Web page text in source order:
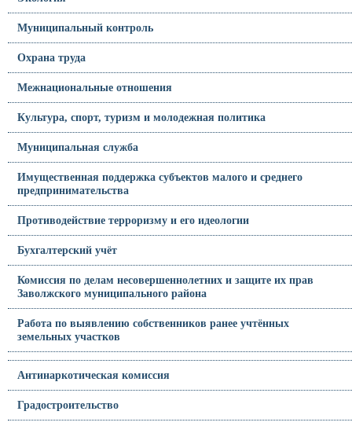
Муниципальный контроль
Охрана труда
Межнациональные отношения
Культура, спорт, туризм и молодежная политика
Муниципальная служба
Имущественная поддержка субъектов малого и среднего
предпринимательства
Противодействие терроризму и его идеологии
Бухгалтерский учёт
Комиссия по делам несовершеннолетних и защите их прав
Заволжского муниципального района
Работа по выявлению собственников ранее учтённых
земельных участков
Антинаркотическая комиссия
Градостроительство